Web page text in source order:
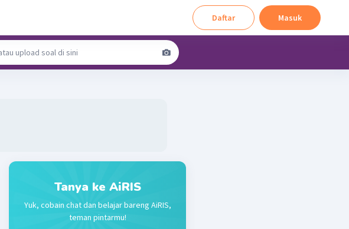
Daftar Masuk
Tanya ke AiRIS
Yuk, cobain chat dan belajar bareng AiRIS,
teman pintarmu!